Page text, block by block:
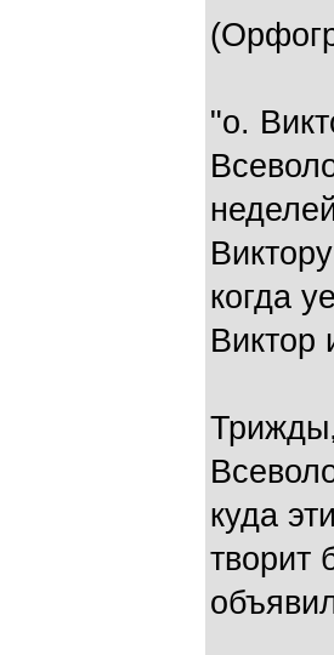
"о.
когда
Виктор
куда
творит